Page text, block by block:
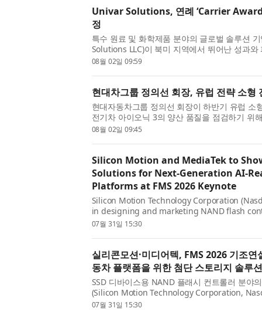
Univar Solutions, 연례 ‘Carrier
정
특수 원료 및 화학제품 분야의 글로벌 솔루션
Solutions LLC)이 북미 지역에서 뛰어난 성과
할 수 있는 운송 서비스를 제공한 운송 파트너
08월 02일 09:59
현대차그룹 정의선 회장, 유럽 전략 소형
현대자동차그룹 정의선 회장이 하반기 유럽 소
전기차 아이오닉 3의 양산 품질을 점검하기 위
선 회장은 지난 7월 30일(현지 시간) 이스탄불
08월 02일 09:45
Silicon Motion and MediaTek to
Solutions for Next-Generation AI-
Platforms at FMS 2026 Keynote
Silicon Motion Technology Corporation
in designing and marketing NAND flash
devices, today announced that MediaTek
07월 31일 15:30
실리콘모션·미디어텍, FMS 2026 기조
동차 플랫폼을 위한 첨단 스토리지 솔루
SSD 디바이스용 NAND 플래시 컨트롤러 분야
(Silicon Motion Technology Corporation,
연설에서 실리콘모션과 미디어텍(MediaTek)
07월 31일 15:30